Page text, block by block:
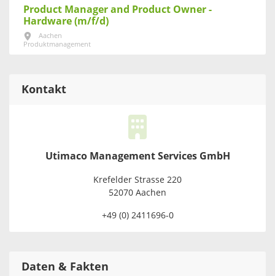
Product Manager and Product Owner -
Hardware (m/f/d)
Aachen
Produktmanagement
Kontakt
Utimaco Management Services GmbH
Krefelder Strasse 220
52070 Aachen
+49 (0) 2411696-0
Daten & Fakten